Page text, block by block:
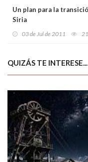
Un plan para la
Siria
03 de Jul de 2011
QUIZÁS TE INTERESE...